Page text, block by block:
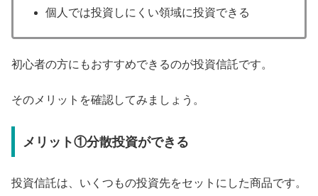
個人では投資しにくい領域に投資できる
初心者の方にもおすすめできるのが投資信託です。
そのメリットを確認してみましょう。
メリット①分散投資ができる
投資信託は、いくつもの投資先をセットにした商品です。